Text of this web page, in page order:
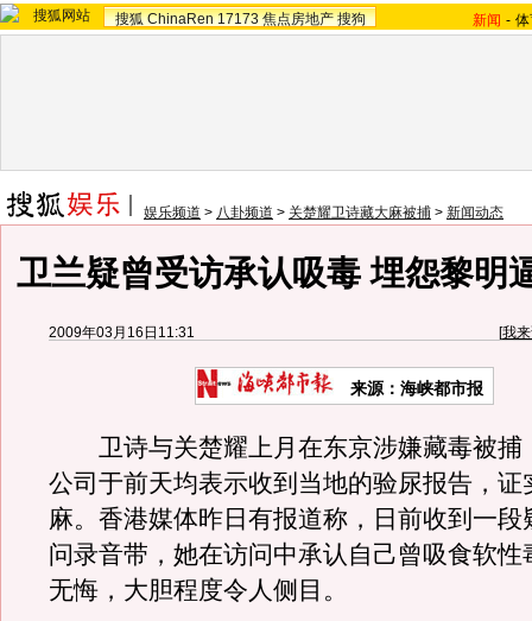
搜狐 ChinaRen 17173 焦点房地产 搜狗 新闻 -
娱乐频道 > 八卦频道 > 关楚耀卫诗藏大麻被捕 > 新闻动态
卫兰疑曾受访承认吸毒 埋怨黎明
2009年03月16日11:31 [我
来源：海峡都市报
卫诗与关楚耀上月在东京涉嫌藏毒被捕
公司于前天均表示收到当地的验尿报告，证
麻。香港媒体昨日有报道称，日前收到一段
问录音带，她在访问中承认自己曾吸食软性
无悔，大胆程度令人侧目。